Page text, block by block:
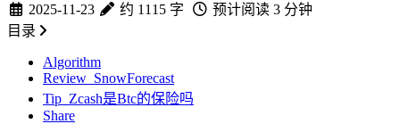
2025-11-23
约 1115 字
预计阅读 3 分钟
目录
Algorithm
Review_SnowForecast
Tip_Zcash是Btc的保险吗
Share